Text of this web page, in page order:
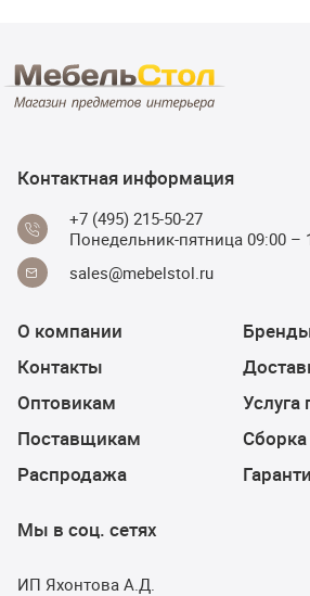
Контактная информация
+7 (495) 215-50-27
Понедельник-пятница 09:00 –
sales@mebelstol.ru
О компании
Контакты
Оптовикам
Поставщикам
Распродажа
Сборка
Мы в соц. сетях
ИП Яхонтова А.Д.